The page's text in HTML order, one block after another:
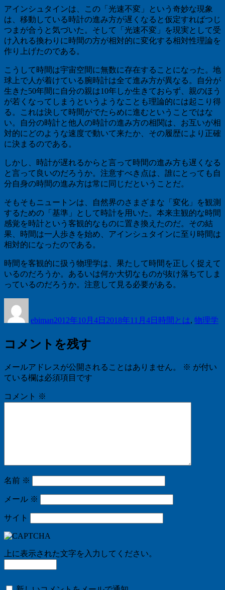
アインシュタインは、この「光速不変」という奇妙な現象
は、移動している時計の進み方が遅くなると仮定すればつじ
つまが合うと気づいた。そして「光速不変」を現実として受
け入れる換わりに時間の方が相対的に変化する相対性理論を
作り上げたのである。
こうして時間は宇宙空間に無数に存在することになった。地
球上で人が着けている腕時計は全て進み方が異なる。自分が
生きた50年間に自分の親は10年しか生きておらず、親のほう
が若くなってしまうというようなことも理論的には起こり得
る。これは決して時間がでたらめに進むということではな
い。自分の時計と他人の時計の進み方の相関は、お互いが相
対的にどのような速度で動いて来たか、その履歴により正確
に決まるのである。
しかし、時計が遅れるからと言って時間の進み方も遅くなる
と言って良いのだろうか。注意すべき点は、誰にとっても自
分自身の時間の進み方は常に同じだということだ。
そもそもニュートンは、自然界のさまざまな「変化」を観測
するための「基準」として時計を用いた。本来主観的な時間
感覚を時計という客観的なものに置き換えたのだ。その結
果、時間は一人歩きを始め、アインシュタインに至り時間は
相対的になったのである。
時間を客観的に扱う物理学は、果たして時間を正しく捉えて
いるのだろうか。あるいは何か大切なものが抜け落ちてしま
っているのだろうか。注意して見る必要がある。
者
ebiman日:
2012年10月4日 2018年11月4日ゴ
時間とは, 物理学
コメントを残す
メールアドレスが公開されることはありません。 ※ が付い
ている欄は必須項目です
コメント ※
名前 ※
メール ※
サイト
上に表示された文字を入力してください。